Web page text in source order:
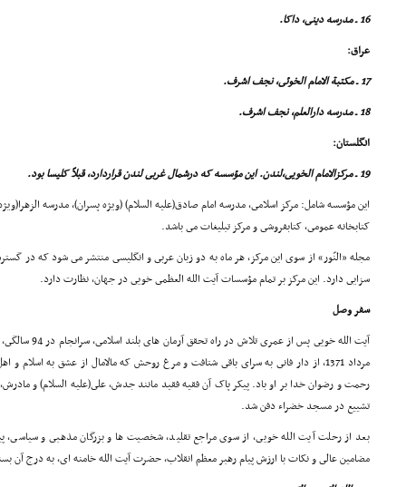
16 ـ مدرسه دینى، داکا.
عراق:
17 ـ مکتبة الامام الخوئى، نجف اشرف.
18 ـ مدرسه دارالعلم، نجف اشرف.
انگلستان:
19 ـ مرکزالامام الخویى،لندن. این مؤسسه که درشمال غربى لندن قراردارد، قبلاً کلیسا بود.
این مؤسسه شامل: مرکز اسلامى، مدرسه امام صادق(علیه السلام) (ویژه پسران)، مدرسه
کتابخانه عمومى، کتابفروشى و مرکز تبلیغات مى باشد.
مجله «النّور» از سوى این مرکز، هر ماه به دو زبان عربى و انگلیسى منتشر مى شود که در
سزایى دارد. این مرکز بر تمام مؤسسات آیت الله العظمى خویى در جهان، نظارت دارد.
سفر وصل
مرداد 1371، از دار فانى به سراى باقى شتافت و مرغ روحش که مالامال از عشق به
رحمت و رضوان خدا بر او باد. پیکر پاک آن فقیه فقید مانند جدش، على(علیه السلام) و مادرش،
تشییع در مسجد خضراء دفن شد.
بعد از رحلت آیت الله خویى، از سوى مراجع تقلید، شخصیت ها و بزرگان مذهبى و
مضامین عالى و نکات با ارزش پیام رهبر معظم انقلاب، حضرت آیت الله خامنه اى، به درج آن